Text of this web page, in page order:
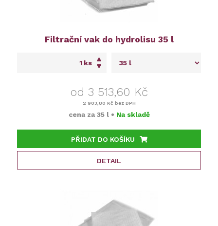
Filtrační vak do hydrolisu 35 l
ks
od 3 513,60 Kč
2 903,80 Kč bez DPH
cena za 35 l • Na skladě
PŘIDAT DO KOŠÍKU
DETAIL